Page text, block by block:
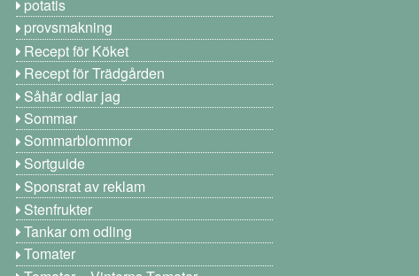
potatis
provsmakning
Recept för Köket
Recept för Trädgården
Såhär odlar jag
Sommar
Sommarblommor
Sortguide
Sponsrat av reklam
Stenfrukter
Tankar om odling
Tomater